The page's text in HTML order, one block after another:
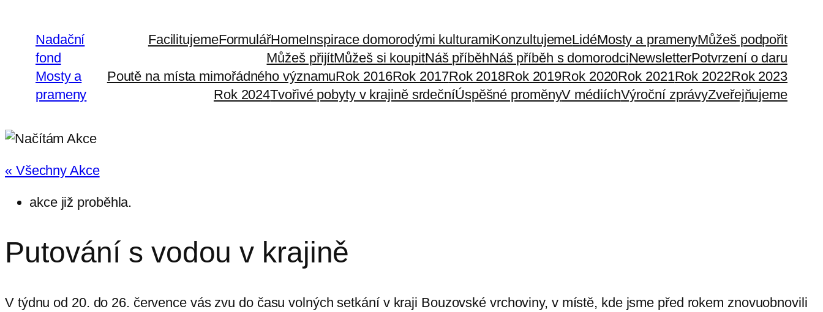
Nadační
fond
Mosty a
prameny
FacilitujemeFormulářHomeInspirace domorodými kulturamiKonzultujemeLidéMosty a pramenyMůžeš podpořit
Můžeš přijítMůžeš si koupitNáš příběhNáš příběh s domorodciNewsletterPotvrzení o daru
Poutě na místa mimořádného významuRok 2016Rok 2017Rok 2018Rok 2019Rok 2020Rok 2021Rok 2022Rok 2023
Rok 2024Tvořivé pobyty v krajině srdečníÚspěšné proměnyV médiíchVýroční zprávyZveřejňujeme
« Všechny Akce
akce již proběhla.
Putování s vodou v krajině
V týdnu od 20. do 26. července vás zvu do času volných setkání v kraji Bouzovské vrchoviny, v místě, kde jsme před rokem znovuobnovili